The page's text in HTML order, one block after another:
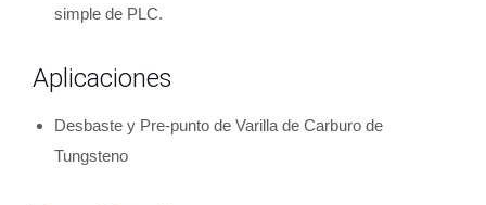
simple de PLC.
Aplicaciones
Desbaste y Pre-punto de Varilla de Carburo de
Tungsteno